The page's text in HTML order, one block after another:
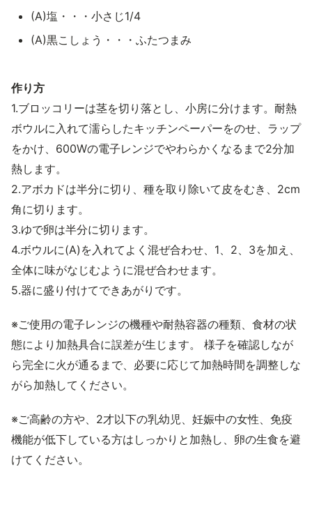
(A)塩・・・小さじ1/4
(A)黒こしょう・・・ふたつまみ
作り方
1.ブロッコリーは茎を切り落とし、小房に分けます。耐熱
ボウルに入れて濡らしたキッチンペーパーをのせ、ラップ
をかけ、600Wの電子レンジでやわらかくなるまで2分加
熱します。
2.アボカドは半分に切り、種を取り除いて皮をむき、2cm
角に切ります。
3.ゆで卵は半分に切ります。
4.ボウルに(A)を入れてよく混ぜ合わせ、1、2、3を加え、
全体に味がなじむように混ぜ合わせます。
5.器に盛り付けてできあがりです。
※ご使用の電子レンジの機種や耐熱容器の種類、食材の状
態により加熱具合に誤差が生じます。 様子を確認しなが
ら完全に火が通るまで、必要に応じて加熱時間を調整しな
がら加熱してください。
※ご高齢の方や、2才以下の乳幼児、妊娠中の女性、免疫
機能が低下している方はしっかりと加熱し、卵の生食を避
けてください。